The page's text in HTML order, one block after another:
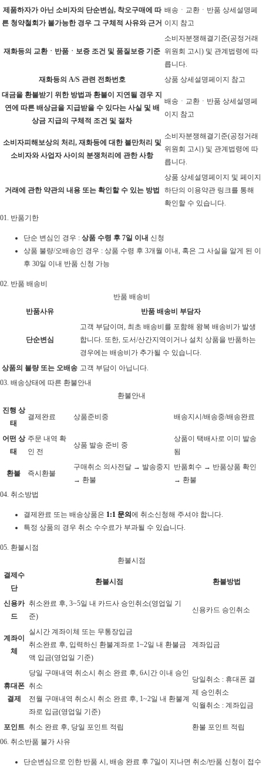
제품하자가 아닌 소비자의 단순변심, 착오구매에 따
른 청약철회가 불가능한 경우 그 구체적 사유와 근거
배송ㆍ교환ㆍ반품 상세설명페
이지 참고
재화등의 교환ㆍ반품ㆍ보증 조건 및 품질보증 기준
소비자분쟁해결기준(공정거래
위원회 고시) 및 관계법령에 따
릅니다.
재화등의 A/S 관련 전화번호
상품 상세설명페이지 참고
대금을 환불받기 위한 방법과 환불이 지연될 경우 지
연에 따른 배상금을 지급받을 수 있다는 사실 및 배
상금 지급의 구체적 조건 및 절차
배송ㆍ교환ㆍ반품 상세설명페
이지 참고
소비자피해보상의 처리, 재화등에 대한 불만처리 및
소비자와 사업자 사이의 분쟁처리에 관한 사항
소비자분쟁해결기준(공정거래
위원회 고시) 및 관계법령에 따
릅니다.
거래에 관한 약관의 내용 또는 확인할 수 있는 방법
상품 상세설명페이지 및 페이지
하단의 이용약관 링크를 통해
확인할 수 있습니다.
01. 반품기한
단순 변심인 경우 : 상품 수령 후 7일 이내 신청
상품 불량/오배송인 경우 : 상품 수령 후 3개월 이내, 혹은 그 사실을 알게 된 이
후 30일 이내 반품 신청 가능
02. 반품 배송비
반품 배송비
반품사유
반품 배송비 부담자
단순변심
고객 부담이며, 최초 배송비를 포함해 왕복 배송비가 발생
합니다. 또한, 도서/산간지역이거나 설치 상품을 반품하는
경우에는 배송비가 추가될 수 있습니다.
상품의 불량 또는 오배송 고객 부담이 아닙니다.
03. 배송상태에 따른 환불안내
환불안내
진행 상
태
결제완료 상품준비중 배송지시/배송중/배송완료
어떤 상
태
주문 내역 확
인 전
상품 발송 준비 중
상품이 택배사로 이미 발송
됨
환불 즉시환불
구매취소 의사전달 → 발송중지
→ 환불
반품회수 → 반품상품 확인
→ 환불
04. 취소방법
결제완료 또는 배송상품은 1:1 문의 에 취소신청해 주셔야 합니다.
특정 상품의 경우 취소 수수료가 부과될 수 있습니다.
05. 환불시점
환불시점
결제수
단
환불시점 환불방법
신용카
드
취소완료 후, 3~5일 내 카드사 승인취소(영업일 기
준)
신용카드 승인취소
계좌이
체
실시간 계좌이체 또는 무통장입금
취소완료 후, 입력하신 환불계좌로 1~2일 내 환불금
액 입금(영업일 기준)
계좌입금
휴대폰
결제
당일 구매내역 취소시 취소 완료 후, 6시간 이내 승인
취소
전월 구매내역 취소시 취소 완료 후, 1~2일 내 환불계
좌로 입금(영업일 기준)
당일취소 : 휴대폰 결
제 승인취소
익월취소 : 계좌입금
포인트 취소 완료 후, 당일 포인트 적립
환불 포인트 적립
06. 취소반품 불가 사유
단순변심으로 인한 반품 시, 배송 완료 후 7일이 지나면 취소/반품 신청이 접수